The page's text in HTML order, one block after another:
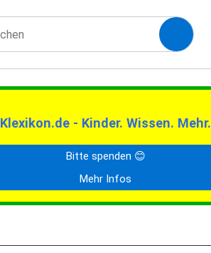
Klexikon.de - Kinder. Wissen. Mehr.
Bitte spenden 😊
Mehr Infos